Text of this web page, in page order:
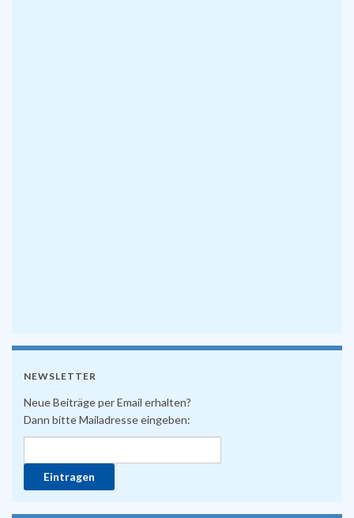
NEWSLETTER
Neue Beiträge per Email erhalten?
Dann bitte Mailadresse eingeben: